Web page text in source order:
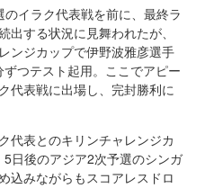
イラク代表戦を前に、最終ラ
する状況に見舞われたが、
ンジカップで伊野波雅彦選手
つテスト起用。ここでアピー
代表戦に出場し、完封勝利に
代表とのキリンチャレンジカ
日後のアジア2次予選のシンガ
込みながらもスコアレスドロ